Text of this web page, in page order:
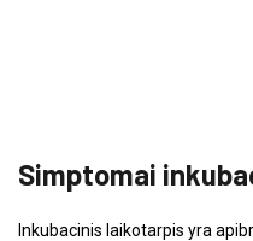
Simptomai
Inkubacinis laikotarpis yra